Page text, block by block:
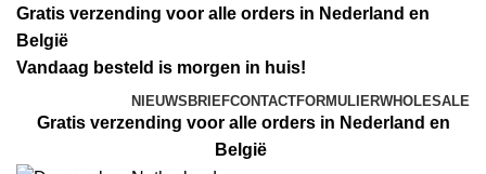
Gratis verzending voor alle orders in Nederland en
België
Vandaag besteld is morgen in huis!
NIEUWSBRIEFCONTACTFORMULIERWHOLESALE
Gratis verzending voor alle orders in Nederland en
België